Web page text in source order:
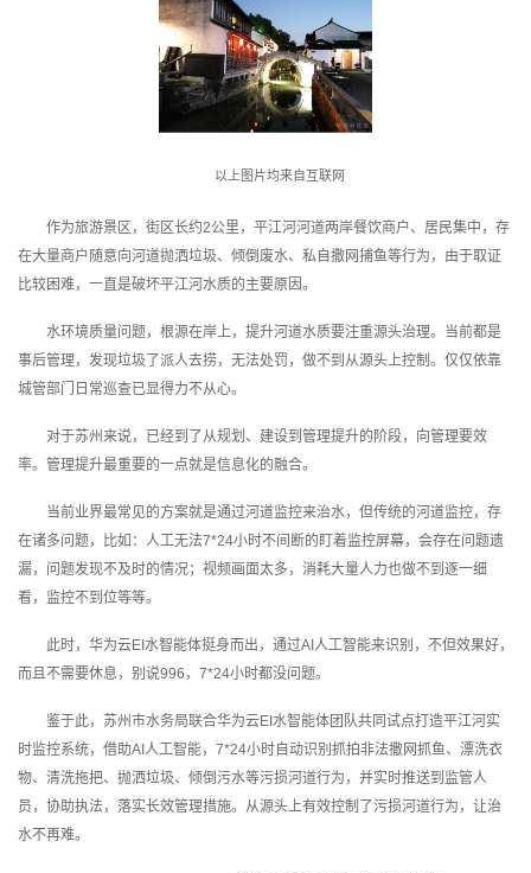
者
学
我
的
课
程
我
的
认
我
的
验
我
收
藏
Programs
的
支
持
的
技
术
支
我
的
云
声
议
以上图片均来自互联网
作为旅游景区，街区长约2公里，平江河河道两岸餐饮商户、居民集中，存
在大量商户随意向河道抛洒垃圾、倾倒废水、私自撒网捕鱼等行为，由于取证
比较困难，一直是破坏平江河水质的主要原因。
水环境质量问题，根源在岸上，提升河道水质要注重源头治理。当前都是
事后管理，发现垃圾了派人去捞，无法处罚，做不到从源头上控制。仅仅依靠
城管部门日常巡查已显得力不从心。
对于苏州来说，已经到了从规划、建设到管理提升的阶段，向管理要效
率。管理提升最重要的一点就是信息化的融合。
当前业界最常见的方案就是通过河道监控来治水，但传统的河道监控，存
在诸多问题，比如：人工无法7*24小时不间断的盯着监控屏幕，会存在问题遗
漏，问题发现不及时的情况；视频画面太多，消耗大量人力也做不到逐一细
看，监控不到位等等。
此时，华为云EI 水智能体挺身而出，通过AI 人工智能来识别，不但效果好，
而且不需要休息，别说996 ， 7*24小时都没问题。
鉴于此，苏州市水务局联合华为云EI 水智能体团队共同试点打造平江河实
时监控系统，借助AI 人工智能， 7*24小时自动识别抓拍非法撒网抓鱼、漂洗衣
物、清洗拖把、抛洒垃圾、倾倒污水等污损河道行为，并实时推送到监管人
员，协助执法，落实长效管理措施。从源头上有效控制了污损河道行为，让治
水不再难。